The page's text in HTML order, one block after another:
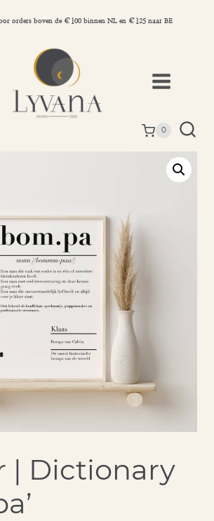
orders boven de €100 binnen NL en €125 naar BE
0
| Dictionary